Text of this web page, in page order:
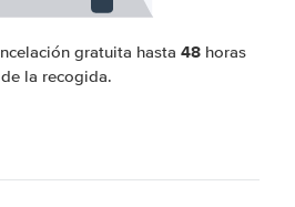
gratuita hasta 48horas
la recogida.